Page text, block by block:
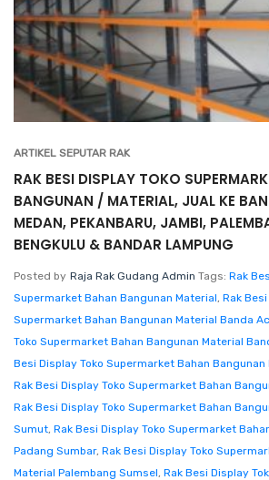
ARTIKEL SEPUTAR RAK
RAK BESI DISPLAY TOKO
BANGUNAN / MATERIAL, JUAL KE
MEDAN, PEKANBARU, JAMBI,
BENGKULU & BANDAR LAMPUNG
Posted by Raja Rak Gudang Admin Tags: Rak
Supermarket Bahan Bangunan Material, Rak
Supermarket Bahan Bangunan Material Banda
Toko Supermarket Bahan Bangunan Material
Besi Display Toko Supermarket Bahan
Rak Besi Display Toko Supermarket Bahan
Rak Besi Display Toko Supermarket Bahan
Sumut, Rak Besi Display Toko Supermarket
Padang Sumbar, Rak Besi Display Toko
Material Palembang Sumsel, Rak Besi Display